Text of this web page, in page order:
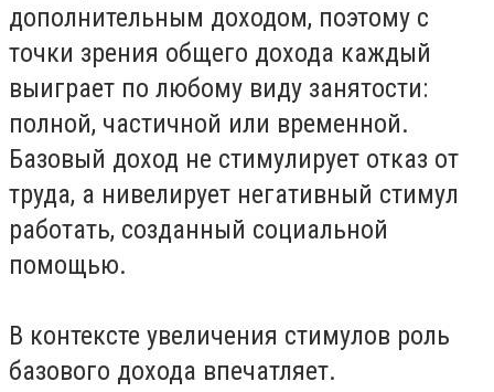
дополнительным доходом, поэтому с
точки зрения общего дохода каждый
выиграет по любому виду занятости:
полной, частичной или временной.
Базовый доход не стимулирует отказ от
труда, а нивелирует негативный стимул
работать, созданный социальной
помощью.
В контексте увеличения стимулов роль
базового дохода впечатляет.